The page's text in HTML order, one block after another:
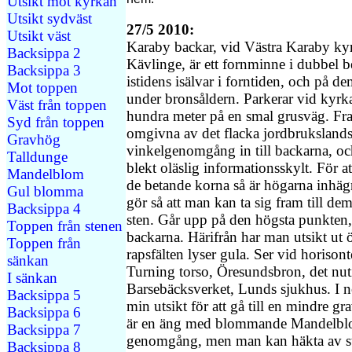
Utsikt sydväst
Utsikt väst
Backsippa 2
Backsippa 3
Mot toppen
Väst från toppen
Syd från toppen
Gravhög
Talldunge
Mandelblom
Gul blomma
Backsippa 4
Toppen från stenen
Toppen från
sänkan
I sänkan
Backsippa 5
Backsippa 6
Backsippa 7
Backsippa 8
27/5 2010:
Karaby backar, vid Västra Karaby
Kävlinge, är ett fornminne i dubbel
istidens isälvar i forntiden, och på
under bronsåldern. Parkerar vid
hundra meter på en smal grusväg.
omgivna av det flacka
vinkelgenomgång in till backarna,
blekt oläslig informationsskylt. För
de betande korna så är högarna
gör så att man kan ta sig fram till
sten. Går upp på den högsta
backarna. Härifrån har man utsikt ut
rapsfälten lyser gula. Ser vid
Turning torso, Öresundsbron, det
Barsebäcksverket, Lunds sjukhus. I
min utsikt för att gå till en mindre
är en äng med blommande
genomgång, men man kan häkta av